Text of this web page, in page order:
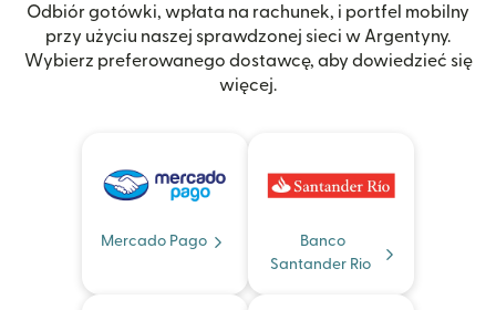
Odbiór gotówki, wpłata na rachunek, i portfel mobilny
przy użyciu naszej sprawdzonej sieci w Argentyny.
Wybierz preferowanego dostawcę, aby dowiedzieć się
więcej.
Mercado Pago
Banco
Santander Rio